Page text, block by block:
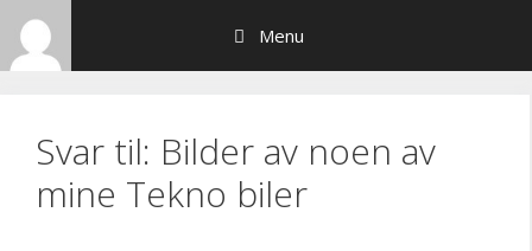
Hop
indhold
Menu
Svar til: Bilder av noen av
mine Tekno biler